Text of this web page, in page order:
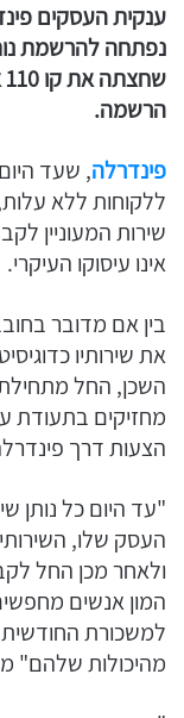
ענקית העסקים
נפתחה להרשמת
הרשמה.
פינדרלה, שעד
ללקוחות ללא
שירות המעוניין
אינו עיסוקו העיקרי.
בין אם מדובר
את שירותיו
מחזיקים בתעודת
הצעות דרך
"עד היום כל נותן
העסק שלו,
ולאחר מכן החל
המון אנשים
למשכורת
מהיכולות שלהם"